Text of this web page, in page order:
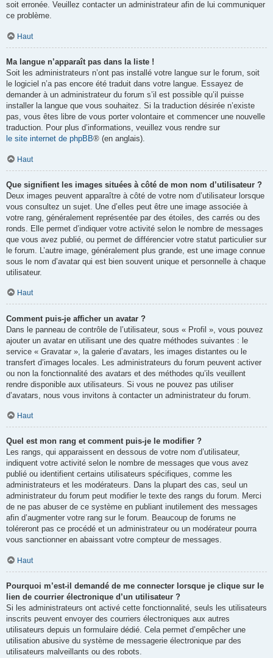
soit erronée. Veuillez contacter un administrateur afin de lui communiquer
ce problème.
Haut
Ma langue n’apparaît pas dans la liste !
Soit les administrateurs n’ont pas installé votre langue sur le forum, soit
le logiciel n’a pas encore été traduit dans votre langue. Essayez de
demander à un administrateur du forum s’il est possible qu’il puisse
installer la langue que vous souhaitez. Si la traduction désirée n’existe
pas, vous êtes libre de vous porter volontaire et commencer une nouvelle
traduction. Pour plus d’informations, veuillez vous rendre sur
le site internet de phpBB® (en anglais).
Haut
Que signifient les images situées à côté de mon nom d’utilisateur ?
Deux images peuvent apparaître à côté de votre nom d’utilisateur lorsque
vous consultez un sujet. Une d’elles peut être une image associée à
votre rang, généralement représentée par des étoiles, des carrés ou des
ronds. Elle permet d’indiquer votre activité selon le nombre de messages
que vous avez publié, ou permet de différencier votre statut particulier sur
le forum. L’autre image, généralement plus grande, est une image connue
sous le nom d’avatar qui est bien souvent unique et personnelle à chaque
utilisateur.
Haut
Comment puis-je afficher un avatar ?
Dans le panneau de contrôle de l’utilisateur, sous « Profil », vous pouvez
ajouter un avatar en utilisant une des quatre méthodes suivantes : le
service « Gravatar », la galerie d’avatars, les images distantes ou le
transfert d’images locales. Les administrateurs du forum peuvent activer
ou non la fonctionnalité des avatars et des méthodes qu’ils veuillent
rendre disponible aux utilisateurs. Si vous ne pouvez pas utiliser
d’avatars, nous vous invitons à contacter un administrateur du forum.
Haut
Quel est mon rang et comment puis-je le modifier ?
Les rangs, qui apparaissent en dessous de votre nom d’utilisateur,
indiquent votre activité selon le nombre de messages que vous avez
publié ou identifient certains utilisateurs spécifiques, comme les
administrateurs et les modérateurs. Dans la plupart des cas, seul un
administrateur du forum peut modifier le texte des rangs du forum. Merci
de ne pas abuser de ce système en publiant inutilement des messages
afin d’augmenter votre rang sur le forum. Beaucoup de forums ne
toléreront pas ce procédé et un administrateur ou un modérateur pourra
vous sanctionner en abaissant votre compteur de messages.
Haut
Pourquoi m’est-il demandé de me connecter lorsque je clique sur le
lien de courrier électronique d’un utilisateur ?
Si les administrateurs ont activé cette fonctionnalité, seuls les utilisateurs
inscrits peuvent envoyer des courriers électroniques aux autres
utilisateurs depuis un formulaire dédié. Cela permet d’empêcher une
utilisation abusive du système de messagerie électronique par des
utilisateurs malveillants ou des robots.